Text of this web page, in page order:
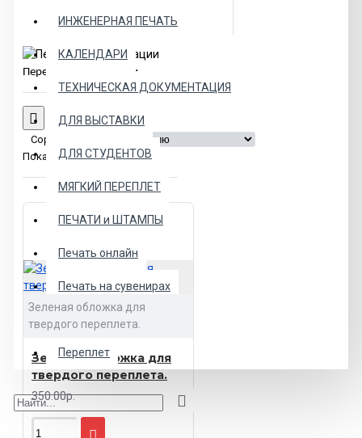
ИНЖЕНЕРНАЯ ПЕЧАТЬ
КАЛЕНДАРИ
ТЕХНИЧЕСКАЯ ДОКУМЕНТАЦИЯ
ДЛЯ ВЫСТАВКИ
ДЛЯ СТУДЕНТОВ
МЯГКИЙ ПЕРЕПЛЕТ
ПЕЧАТИ и ШТАМПЫ
Печать онлайн
Печать на сувенирах
Дизайн и верстка
Переплет
Переплет диссертации
Сортировка:
Показать:
Зеленая обложка для
твердого переплета.
Зеленая обложка для
твердого переплета.
350.00р.